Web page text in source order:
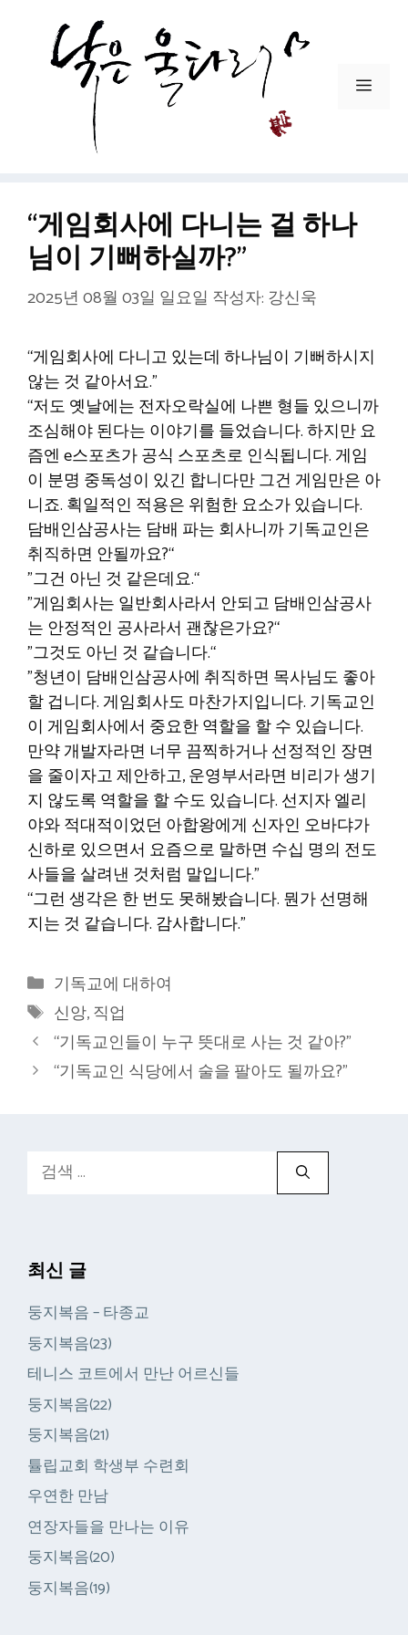
메
“게임회사에 다니는 걸 하나
님이 기뻐하실까?”
2025년 08월 03일 일요일 작성자: 강신욱
“게임회사에 다니고 있는데 하나님이 기뻐하시지
않는 것 같아서요.”
“저도 옛날에는 전자오락실에 나쁜 형들 있으니까
조심해야 된다는 이야기를 들었습니다. 하지만 요
즘엔 e스포츠가 공식 스포츠로 인식됩니다. 게임
이 분명 중독성이 있긴 합니다만 그건 게임만은 아
니죠. 획일적인 적용은 위험한 요소가 있습니다.
담배인삼공사는 담배 파는 회사니까 기독교인은
취직하면 안될까요?“
”그건 아닌 것 같은데요.“
”게임회사는 일반회사라서 안되고 담배인삼공사
는 안정적인 공사라서 괜찮은가요?“
”그것도 아닌 것 같습니다.“
”청년이 담배인삼공사에 취직하면 목사님도 좋아
할 겁니다. 게임회사도 마찬가지입니다. 기독교인
이 게임회사에서 중요한 역할을 할 수 있습니다.
만약 개발자라면 너무 끔찍하거나 선정적인 장면
을 줄이자고 제안하고, 운영부서라면 비리가 생기
지 않도록 역할을 할 수도 있습니다. 선지자 엘리
야와 적대적이었던 아합왕에게 신자인 오바댜가
신하로 있으면서 요즘으로 말하면 수십 명의 전도
사들을 살려낸 것처럼 말입니다.”
“그런 생각은 한 번도 못해봤습니다. 뭔가 선명해
지는 것 같습니다. 감사합니다.”
카
테
고
리
기독교에 대하여
태
그
신앙,직업
“기독교인들이 누구 뜻대로 사는 것 같아?”
“기독교인 식당에서 술을 팔아도 될까요?”
색:
최신 글
둥지복음 – 타종교
둥지복음(23)
테니스 코트에서 만난 어르신들
둥지복음(22)
둥지복음(21)
튤립교회 학생부 수련회
우연한 만남
연장자들을 만나는 이유
둥지복음(20)
둥지복음(19)